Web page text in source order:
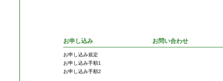
お申し込み
お申し込み規定
お申し込み手順1
お申し込み手順2
お問い合わせ